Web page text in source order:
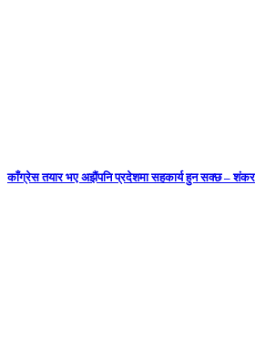
काँग्रेस तयार भए अझैंपनि प्रदेशमा सहकार्य हुन सक्छ –